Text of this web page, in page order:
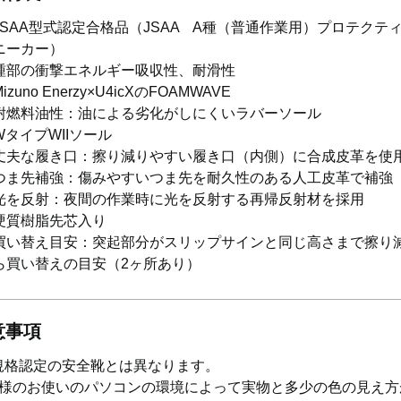
型式認定合格品（JSAA A種（普通作業用）プロテクテ
ーカー）
部の衝撃エネルギー吸収性、耐滑性
Enerzy×U4icXのFOAMWAVE
燃料油性：油による劣化がしにくいラバーソール
タイプWIIソール
夫な履き口：擦り減りやすい履き口（内側）に合成皮革を使
ま先補強：傷みやすいつま先を耐久性のある人工皮革で補強
を反射：夜間の作業時に光を反射する再帰反射材を採用
質樹脂先芯入り
い替え目安：突起部分がスリップサインと同じ高さまで擦り
買い替えの目安（2ヶ所あり）
事項
格認定の安全靴とは異なります。
のお使いのパソコンの環境によって実物と多少の色の見え